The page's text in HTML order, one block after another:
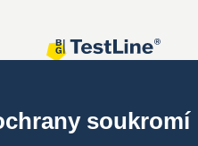
soukromí